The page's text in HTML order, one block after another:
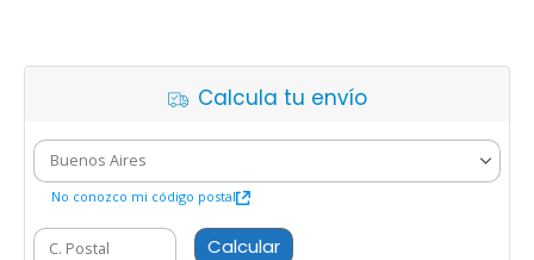
Calcula tu envío
No conozco mi código postal
Calcular